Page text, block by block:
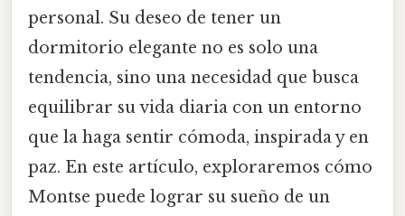
personal. Su deseo de tener un
dormitorio elegante no es solo una
tendencia, sino una necesidad que busca
equilibrar su vida diaria con un entorno
que la haga sentir cómoda, inspirada y en
paz. En este artículo, exploraremos cómo
Montse puede lograr su sueño de un